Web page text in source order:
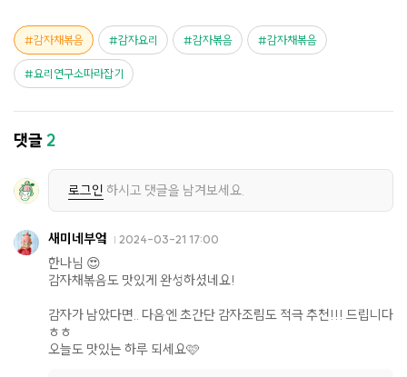
감자채볶음 감자요리 감자볶음 감자채볶음
요리연구소따라잡기
댓글2
로그인 하시고 댓글을 남겨보세요.
새미네부엌 2024-03-21 17:00
한나님 😍
감자채볶음도 맛있게 완성하셨네요!
감자가 남았다면.. 다음엔 초간단 감자조림도 적극 추천!!! 드립니다
ㅎㅎ
오늘도 맛있는 하루 되세요🩷